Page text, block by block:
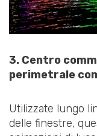
3. Centro
perimetrale
Utilizzate lungo
delle finestre,